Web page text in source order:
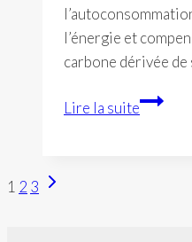
l’énergie et
carbone dérivée
Lire la suiteCalzados
Navigation
1 2 3 Page